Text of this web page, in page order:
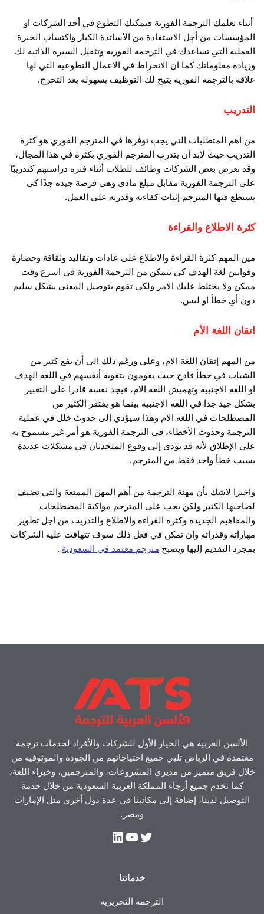
أثناء تعلمك الترجمة الفورية فيمكنك التطوع في أحد الشركات او
المؤسسات من أجل الاستفادة من الأساتذة الكبار واكتساب الخبرة
العملية التي تساعدك في الترجمة الفورية وتثقيل السيرة الذاتية لك
وزيادة معلوماتك كما ان الانخراط في الاعمال التطوعية التي لها
علاقه بالترجمة الفورية يتيح لك التوظيف بسهولة بعد التخرج.
التدريب
من أهم المتطلبات التي يجب توفرها في المترجم الفوري هو كثرة
التدريب حيث لابد أن يتدرب المترجم الفوري بكثرة في هذا المجال،
وقد تعرض بعض الشركات وظائف للطلاب أثناء فتره دراستهم كتدريبًا
على الترجمة الفورية مقابل مبلغ مادي وهي فرصة جيده جدًا كي
يستطع فيها المترجم إثبات كفاءته وقدرته على العمل.
كثرة الاطلاع والقراءة
مين المهم كثرة القراءة والاطلاع على عادات وتقاليد وثقافة وحضارة
وقوانين لغة الهدف كي تتمكن من الترجمة الفورية في اسرع وقت
ممكن ولا يختلط عليك الامر ولكي تقوم بتوصيل المعنى بشكل سليم
دون أي خطأ او لبس.
اتقان اللغة الأم
من المهم إتقان اللغة الام، وعلى ورغم ذلك الى أن يقع كثير من
الشباب في خطأ فادح حيث يقومون بتقوية أنفسهم في اللغه الهدف
او اللغه الاجنبية وتهميش اللغه الام، فيجد نفسه قادرا على التعبير
بشكل جيد جدا في اللغه الاجنبية بينما هو يفتقر الكثير من
المصطلحات في اللغه الام وهذا سيؤدي إلى حدوث خلل في عملية
الترجمة وحدوث الأخطاء، في الترجمة الفورية هو أمر غير مسموح به
على الإطلاق لأنه قد يؤدي إلى وقوع المتحدثان في مشكلات عديدة
بسبب خطأ واحد فقط من المترجم.
واخيرا لاشك بأن مهنة الترجمة من أهم المهن الممتعة والتي تضيف
لصاحبها الكثير ولكن يجب على المترجم مواكبة المصطلحات
والمفاهيم الجديده وكثره القراءه والاطلاع والتدريب من اجل تطوير
مهاراته وقدراته وان تمكن في فعل ذلك سوف تتهافت عليه الشركات
بمجرد التقديم إليها ويصبح مترجم معتمد فى السعودية .
الألسن العربية هي الخيار الأول للشركات والأفراد لخدمات ترجمة
معتمدة في الرياض تلبي جميع احتياجاتهم من الجودة والموثوقية من
خلال فريق متميز من مديري المشروعات، والمترجمين، وخبراء اللغة،
كما نخدم جميع أرجاء المملكة العربية السعودية من خلال خدمة
التوصيل لدينا، إضافة إلى مكاتبنا في عدة دول أخرى مثل الإمارات
ومصر.
خدماتنا
الترجمة التحريرية